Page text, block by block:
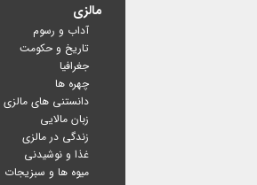
مالزی
آداب و رسوم
تاریخ و حکومت
جغرافیا
چهره ها
دانستنی های مالزی
زبان مالایی
زندگی در مالزی
غذا و نوشیدنی
میوه ها و سبزیجات